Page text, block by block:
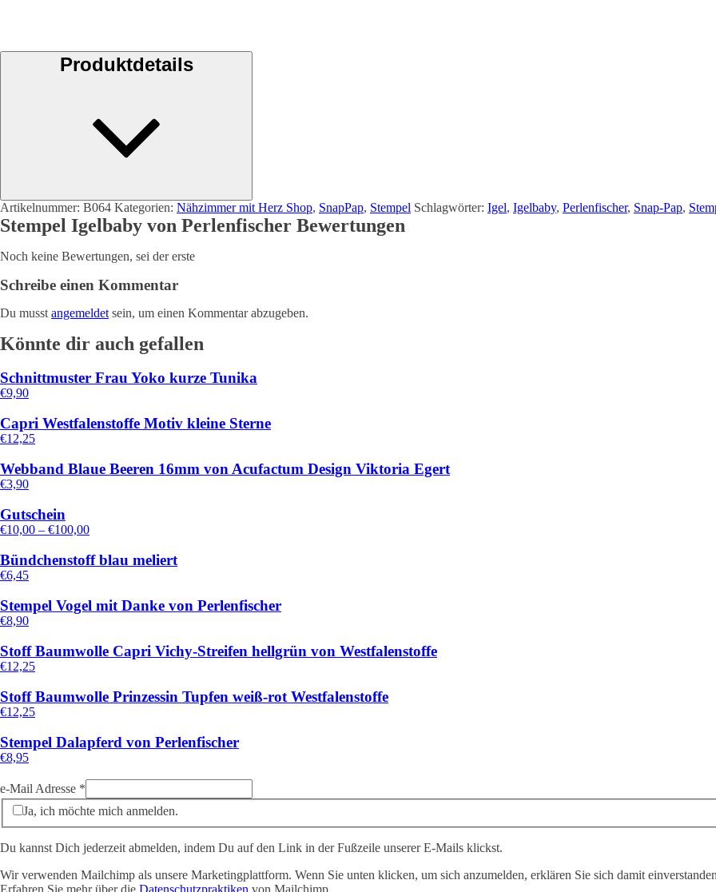
Produktdetails
Artikelnummer: B064 Kategorien: Nähzimmer mit Herz Shop, SnapPap, Stempel Schlagwörter: Igel, Igelbaby, Perlenfischer, Snap-Pap,
Stempel Igelbaby von Perlenfischer Bewertungen
Noch keine Bewertungen, sei der erste
Schreibe einen Kommentar
Du musst angemeldet sein, um einen Kommentar abzugeben.
Könnte dir auch gefallen
Schnittmuster Frau Yoko kurze Tunika
€9,90
Capri Westfalenstoffe Motiv kleine Sterne
€12,25
Webband Blaue Beeren 16mm von Acufactum Design Viktoria Egert
€3,90
Gutschein
€10,00 – €100,00
Bündchenstoff blau meliert
€6,45
Stempel Vogel mit Danke von Perlenfischer
€8,90
Stoff Baumwolle Capri Vichy-Streifen hellgrün von Westfalenstoffe
€12,25
Stoff Baumwolle Prinzessin Tupfen weiß-rot Westfalenstoffe
€12,25
Stempel Dalapferd von Perlenfischer
€8,95
e-Mail Adresse *
Ja, ich möchte mich anmelden.
Du kannst Dich jederzeit abmelden, indem Du auf den Link in der Fußzeile unserer E-Mails klickst.
Wir verwenden Mailchimp als unsere Marketingplattform. Wenn Sie unten klicken, um sich anzumelden, erklären Sie sich damit